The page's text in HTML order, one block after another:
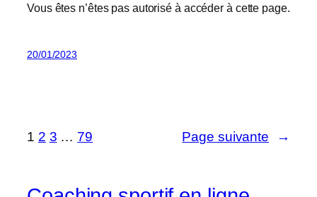
Vous êtes n’êtes pas autorisé à accéder à cette page.
20/01/2023
1 2 3 … 79 Page suivante →